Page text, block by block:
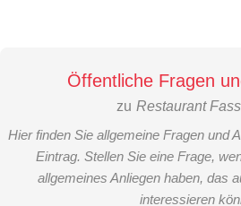
Öffentliche Fragen
zu Restaurant
Hier finden Sie allgemeine Fragen und
Eintrag. Stellen Sie eine Frage,
allgemeines Anliegen haben, das
interessieren